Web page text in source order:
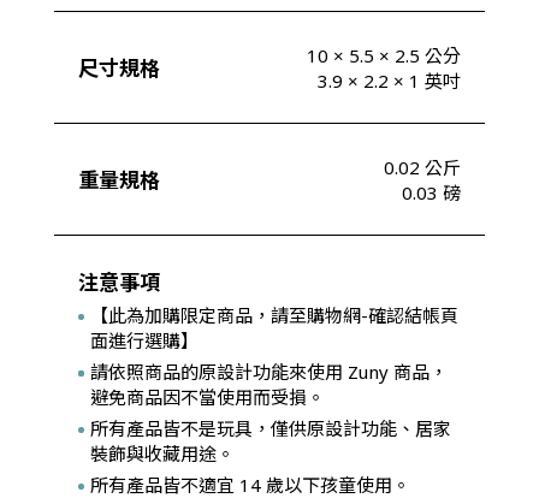
尺寸規格
10 × 5.5 × 2.5 公分
3.9 × 2.2 × 1 英吋
重量規格
0.02 公斤
0.03 磅
注意事項
【此為加購限定商品，請至購物網-確認結帳頁
面進行選購】
請依照商品的原設計功能來使用 Zuny 商品，
避免商品因不當使用而受損。
所有產品皆不是玩具，僅供原設計功能、居家
裝飾與收藏用途。
所有產品皆不適宜 14 歲以下孩童使用。